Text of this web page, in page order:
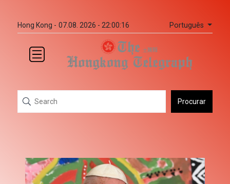
Hong Kong - 07.08. 2026 - 22:00:16 Português
Procurar